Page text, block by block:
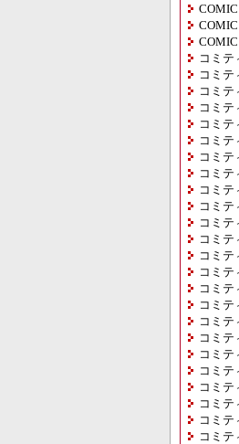
コミテ
コミテ
コミテ
コミテ
コミテ
コミテ
コミテ
コミテ
コミテ
コミテ
コミテ
コミテ
コミテ
コミテ
コミテ
コミテ
コミテ
コミテ
コミテ
コミテ
コミテ
コミテ
コミテ
コミテ